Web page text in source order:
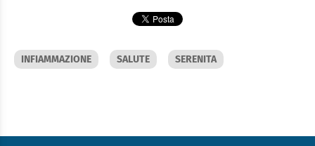
INFIAMMAZIONE SALUTE SERENITA